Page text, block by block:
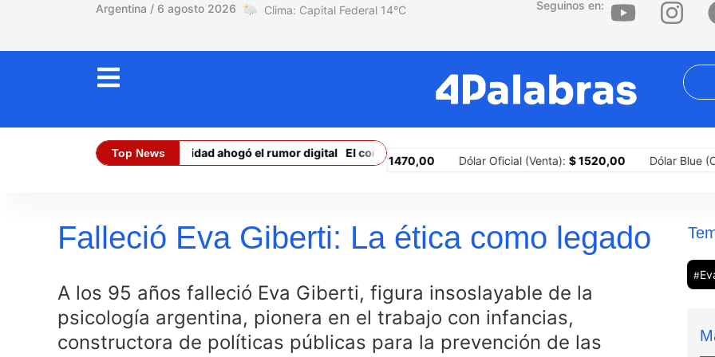
Argentina / 6 agosto 2026 14°C Seguinos en:
Top News
Ceuta: la realidad ahogó el rumor digital El conflicto con Brasil y los límites constitucionales del presidente argentino
Dólar Oficial (Compra):$ 1470,00 Dólar Oficial (Venta):$ 1520,00 Dólar Blue (Compra):$
Falleció Eva Giberti: La ética como legado
A los 95 años falleció Eva Giberti, figura insoslayable de la
psicología argentina, pionera en el trabajo con infancias,
constructora de políticas públicas para la prevención de las
#